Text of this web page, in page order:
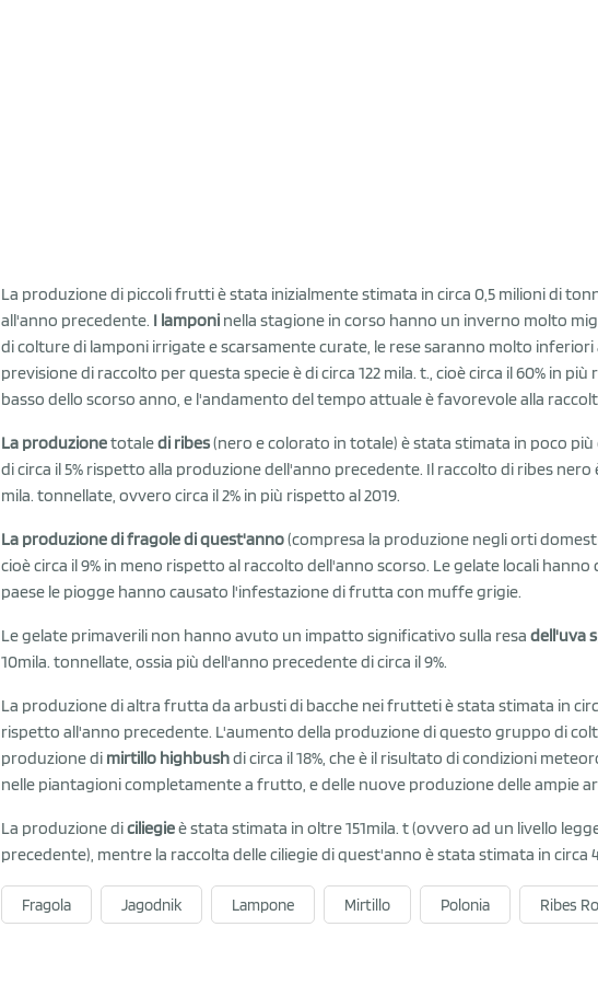
La produzione di piccoli frutti è stata inizialmente stimata in circa 0,5 milioni di
all'anno precedente. I lamponi nella stagione in corso hanno un inverno molto
di colture di lamponi irrigate e scarsamente curate, le rese saranno molto
previsione di raccolto per questa specie è di circa 122 mila. t., cioè circa il 60% in
basso dello scorso anno, e l'andamento del tempo attuale è favorevole alla
La produzionetotaledi ribes(nero e colorato in totale) è stata stimata in poco più
di circa il 5% rispetto alla produzione dell'anno precedente. Il raccolto di ribes
mila. tonnellate, ovvero circa il 2% in più rispetto al 2019.
La produzione di fragole di quest'anno(compresa la produzione negli orti
cioè circa il 9% in meno rispetto al raccolto dell'anno scorso. Le gelate locali
paese le piogge hanno causato l'infestazione di frutta con muffe grigie.
Le gelate primaverili non hanno avuto un impatto significativo sulla resa dell'uva
10mila. tonnellate, ossia più dell'anno precedente di circa il 9%.
La produzione di altra frutta da arbusti di bacche nei frutteti è stata stimata in
rispetto all'anno precedente. L'aumento della produzione di questo gruppo di
produzione di mirtillo highbushdi circa il 18%, che è il risultato di condizioni
nelle piantagioni completamente a frutto, e delle nuove produzione delle ampie
La produzione diciliegieè stata stimata in oltre 151mila. t (ovvero ad un livello
precedente), mentre la raccolta delle ciliegie di quest'anno è stata stimata in circa
Fragola Jagodnik Lampone Mirtillo Polonia Ribes